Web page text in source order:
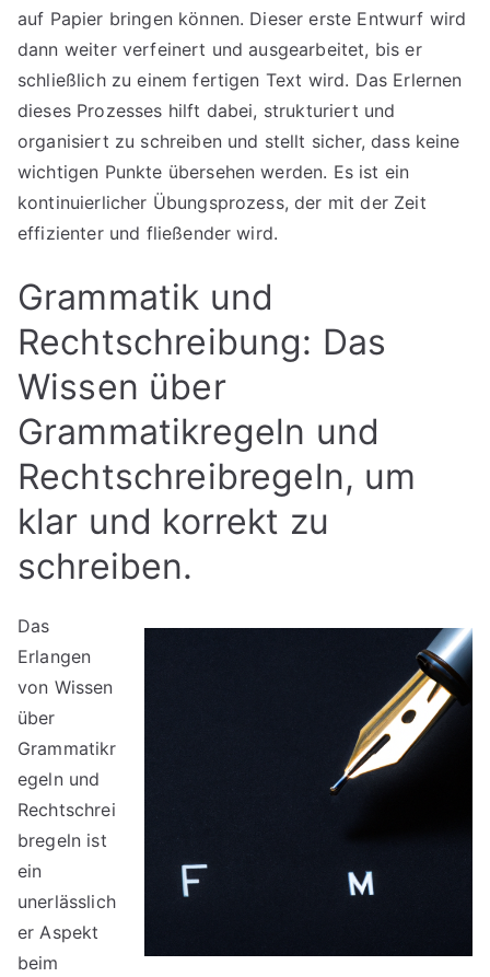
auf Papier bringen können. Dieser erste Entwurf wird
dann weiter verfeinert und ausgearbeitet, bis er
schließlich zu einem fertigen Text wird. Das Erlernen
dieses Prozesses hilft dabei, strukturiert und
organisiert zu schreiben und stellt sicher, dass keine
wichtigen Punkte übersehen werden. Es ist ein
kontinuierlicher Übungsprozess, der mit der Zeit
effizienter und fließender wird.
Grammatik und
Rechtschreibung: Das
Wissen über
Grammatikregeln und
Rechtschreibregeln, um
klar und korrekt zu
schreiben.
Das
Erlangen
von Wissen
über
Grammatikr
egeln und
Rechtschrei
bregeln ist
ein
unerlässlich
er Aspekt
beim